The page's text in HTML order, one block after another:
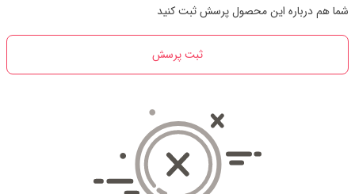
شما هم درباره این محصول پرسش ثبت کنید
ثبت پرسش